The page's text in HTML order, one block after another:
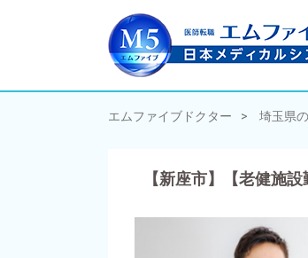
エムファイブドクター 埼玉県
【新座市】【老健施